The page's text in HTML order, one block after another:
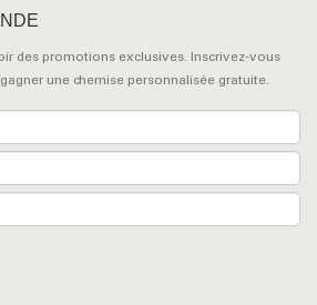
des promotions exclusives. Inscrivez-vous
une chemise personnalisée gratuite.